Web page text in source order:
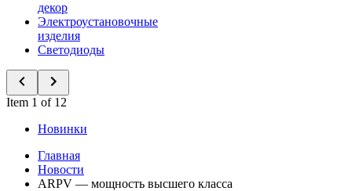
декор
Электроустановочные
изделия
Светодиоды
Item 1 of 12
Новинки
Главная
Новости
ARPV — мощность высшего класса